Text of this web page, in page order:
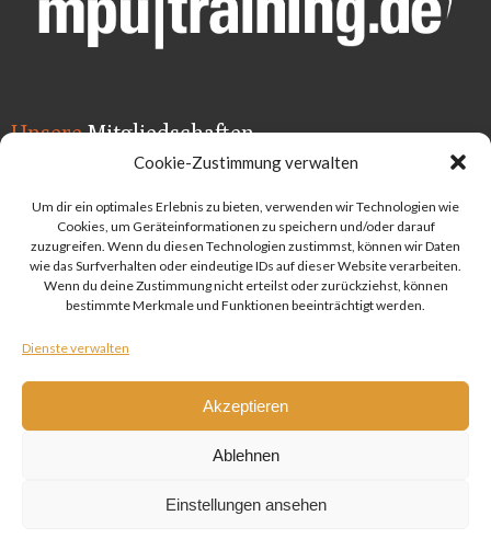
Cookie-Zustimmung verwalten
Um dir ein optimales Erlebnis zu bieten, verwenden wir Technologien wie
Cookies, um Geräteinformationen zu speichern und/oder darauf
zuzugreifen. Wenn du diesen Technologien zustimmst, können wir Daten
wie das Surfverhalten oder eindeutige IDs auf dieser Website verarbeiten.
Wenn du deine Zustimmung nicht erteilst oder zurückziehst, können
bestimmte Merkmale und Funktionen beeinträchtigt werden.
Dienste verwalten
Akzeptieren
Ablehnen
Einstellungen ansehen
UnsereMitgliedschaften
© 2026 das Nest - Praxis für Psychotherapie & Coaching in Lauf -